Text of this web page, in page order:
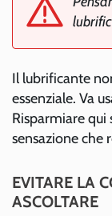
Il lubrificante
essenziale. Va
Risparmiare qui
sensazione che
EVITARE LA
ASCOLTARE